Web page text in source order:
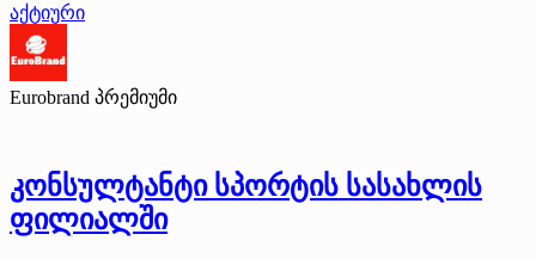
აქტიური
Eurobrand პრემიუმი
კონსულტანტი სპორტის სასახლის
ფილიალში